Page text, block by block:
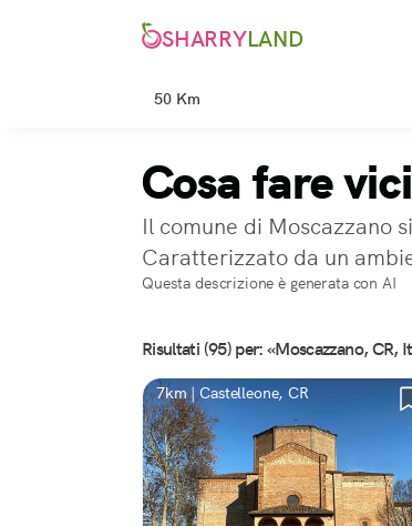
SHARRYLAND
50 Km
Cosa fare
Il comune di Moscazzano
Caratterizzato da un
Questa descrizione è generata con AI
Risultati (95) per: «Moscazzano, CR,
7km | Castelleone, CR